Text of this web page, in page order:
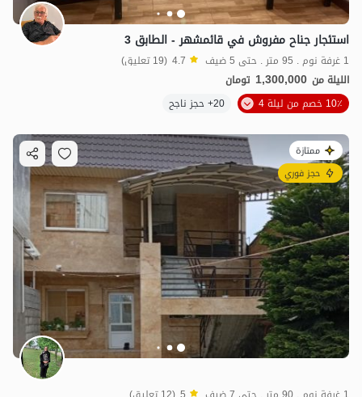
1.2مليون ت 4.7
استئجار جناح مفروش في قائمشهر - الطابق 3
1 غرفة نوم . 95 متر . حتى 5 ضيف 4.7 (19 تعليق)
الليلة من 1,300,000 تومان
10٪ خصم من ليلة 4
20+ حجز ناجح
ممتازة
حجز فوري